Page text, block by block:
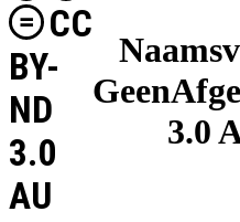
3.0
CC
BY-
ND
3.0
AU